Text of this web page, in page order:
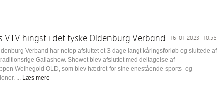
hingst i det tyske Oldenburg Verband.
16-01-2023 - 10:56
Verband har netop afsluttet et 3 dage langt kåringsforløb og sluttede af
Gallashow. Showet blev afsluttet med deltagelse af
Weihegold OLD, som blev hædret for sine enestående sports- og
... Læs mere